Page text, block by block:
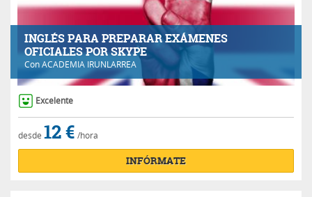
INGLÉS PARA PREPARAR EXÁMENES
OFICIALES POR SKYPE
ConACADEMIA IRUNLARREA
Excelente
desde 12 € /hora
INFÓRMATE